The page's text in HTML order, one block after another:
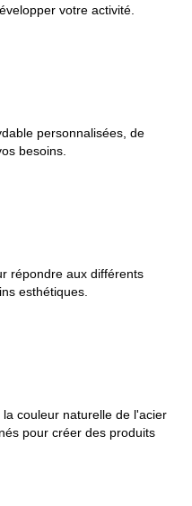
votre activité.
personnalisées, de
besoins.
répondre aux différents
esthétiques.
couleur naturelle de l'acier
pour créer des produits